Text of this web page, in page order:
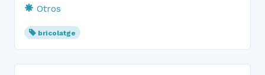
Otros
bricolatge